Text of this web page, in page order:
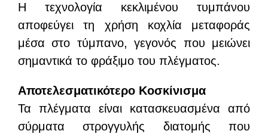
Η τεχνολογία κεκλιμένου τυμπάνου
αποφεύγει τη χρήση κοχλία μεταφοράς
μέσα στο τύμπανο, γεγονός που μειώνει
σημαντικά το φράξιμο του πλέγματος.
Αποτελεσματικότερο Κοσκίνισμα
Τα πλέγματα είναι κατασκευασμένα από
σύρματα στρογγυλής διατομής που